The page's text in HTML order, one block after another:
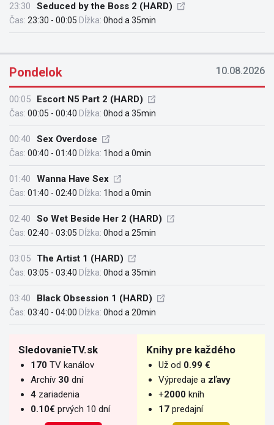
23:30 Seduced by the Boss 2 (HARD)
Čas: 23:30 - 00:05 Dĺžka: 0hod a 35min
Pondelok 10.08.2026
00:05 Escort N5 Part 2 (HARD)
Čas: 00:05 - 00:40 Dĺžka: 0hod a 35min
00:40 Sex Overdose
Čas: 00:40 - 01:40 Dĺžka: 1hod a 0min
01:40 Wanna Have Sex
Čas: 01:40 - 02:40 Dĺžka: 1hod a 0min
02:40 So Wet Beside Her 2 (HARD)
Čas: 02:40 - 03:05 Dĺžka: 0hod a 25min
03:05 The Artist 1 (HARD)
Čas: 03:05 - 03:40 Dĺžka: 0hod a 35min
03:40 Black Obsession 1 (HARD)
Čas: 03:40 - 04:00 Dĺžka: 0hod a 20min
SledovanieTV.sk
170 TV kanálov
Archív 30 dní
4 zariadenia
0.10€ prvých 10 dní
Knihy pre každého
Už od 0.99 €
Výpredaje a zľavy
+2000 kníh
17 predajní